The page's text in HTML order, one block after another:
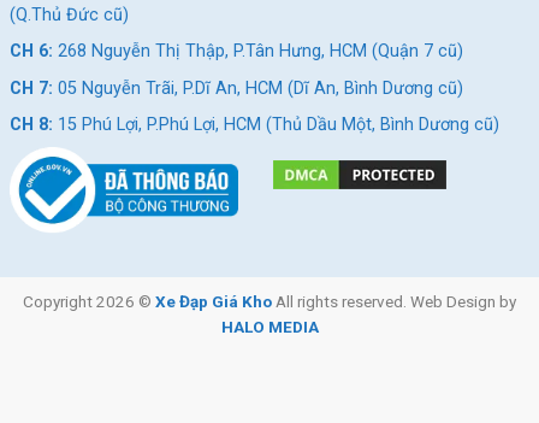
(Q.Thủ Đức cũ)
CH 6: 268 Nguyễn Thị Thập, P.Tân Hưng, HCM (Quận 7 cũ)
CH 7: 05 Nguyễn Trãi, P.Dĩ An, HCM (Dĩ An, Bình Dương cũ)
CH 8: 15 Phú Lợi, P.Phú Lợi, HCM (Thủ Dầu Một, Bình Dương cũ)
Copyright 2026 © Xe Đạp Giá Kho All rights reserved. Web Design by
HALO MEDIA